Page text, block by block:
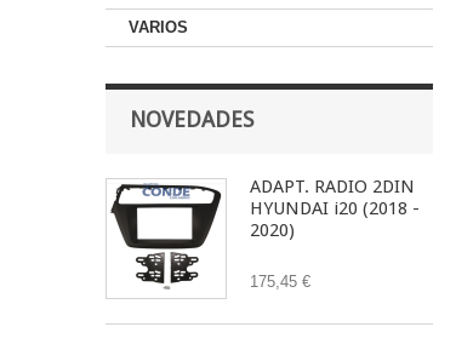
VARIOS
NOVEDADES
ADAPT. RADIO 2DIN
HYUNDAI i20 (2018 -
2020)
175,45 €